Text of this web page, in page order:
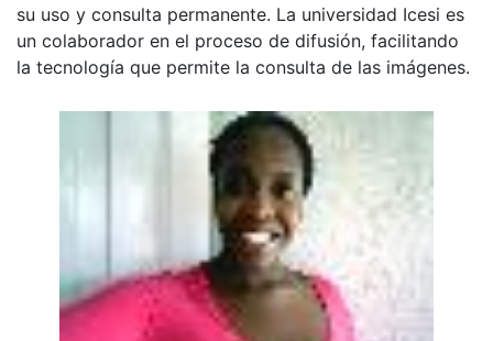
su uso y consulta permanente. La universidad Icesi es
un colaborador en el proceso de difusión, facilitando
la tecnología que permite la consulta de las imágenes.